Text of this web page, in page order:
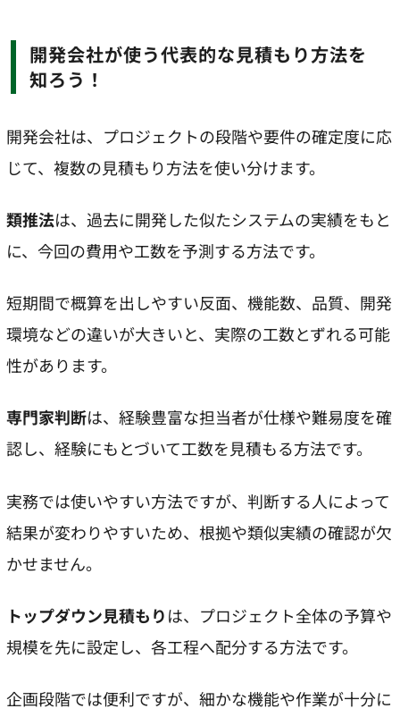
開発会社が使う代表的な見積もり方法を
知ろう！
開発会社は、プロジェクトの段階や要件の確定度に応
じて、複数の見積もり方法を使い分けます。
類推法は、過去に開発した似たシステムの実績をもと
に、今回の費用や工数を予測する方法です。
短期間で概算を出しやすい反面、機能数、品質、開発
環境などの違いが大きいと、実際の工数とずれる可能
性があります。
専門家判断は、経験豊富な担当者が仕様や難易度を確
認し、経験にもとづいて工数を見積もる方法です。
実務では使いやすい方法ですが、判断する人によって
結果が変わりやすいため、根拠や類似実績の確認が欠
かせません。
トップダウン見積もりは、プロジェクト全体の予算や
規模を先に設定し、各工程へ配分する方法です。
企画段階では便利ですが、細かな機能や作業が十分に